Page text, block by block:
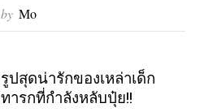
by Mo
รูปสุดน่ารักของเหล่าเด็ก
ทารกที่กำลังหลับปุ๋ย!!